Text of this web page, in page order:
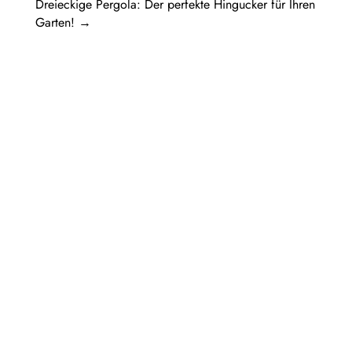
Dreieckige Pergola: Der perfekte Hingucker für Ihren
Garten! →